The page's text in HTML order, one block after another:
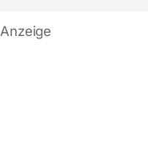
Anzeige